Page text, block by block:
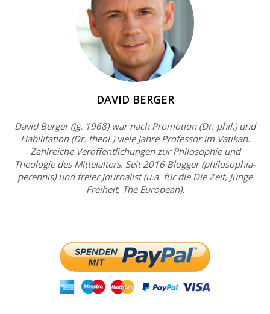
DAVID BERGER
David Berger (Jg. 1968) war nach Promotion (Dr. phil.) und
Habilitation (Dr. theol.) viele Jahre Professor im Vatikan.
Zahlreiche Veröffentlichungen zur Philosophie und
Theologie des Mittelalters. Seit 2016 Blogger (philosophia-
perennis) und freier Journalist (u.a. für die Die Zeit, Junge
Freiheit, The European).